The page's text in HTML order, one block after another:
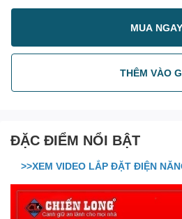
MUA NGAY
THÊM VÀO
ĐẶC ĐIỂM NỔI BẬT
>>XEM VIDEO LẮP ĐẶT ĐIỆN